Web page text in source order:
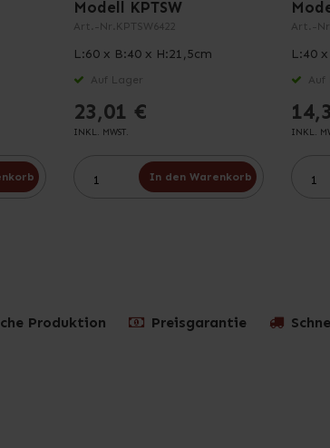
Modell KPTSW
Art.-Nr. KPTSW6422
L:60 x B:40 x H:21,5cm
Auf Lager
23,01 €
INKL. MWST.
In den Warenkorb
Art.-Nr.
L:40
Auf
INKL.
Produktion Preisgarantie